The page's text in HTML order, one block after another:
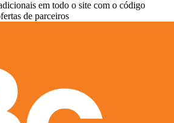
em todo o site com o código
de parceiros